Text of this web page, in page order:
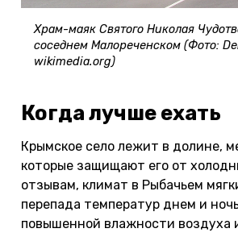
Храм-маяк Святого Николая
соседнем Малореченском (Фото:
wikimedia.org)
Когда лучше ехать
Крымское село лежит в долине,
которые защищают его от
отзывам, климат в Рыбачьем
перепада температур днем и
повышенной влажности воздуха